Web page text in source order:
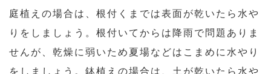
庭植えの場合は、根付くまでは表面が乾いたら水や
りをしましょう。根付いてからは降雨で問題ありま
せんが、乾燥に弱いため夏場などはこまめに水やり
をしましょう。鉢植えの場合は、土が乾いたら水や